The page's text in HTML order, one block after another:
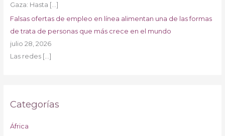
Gaza: Hasta […]
Falsas ofertas de empleo en línea alimentan una de las formas
de trata de personas que más crece en el mundo
julio 28, 2026
Las redes […]
Categorías
África